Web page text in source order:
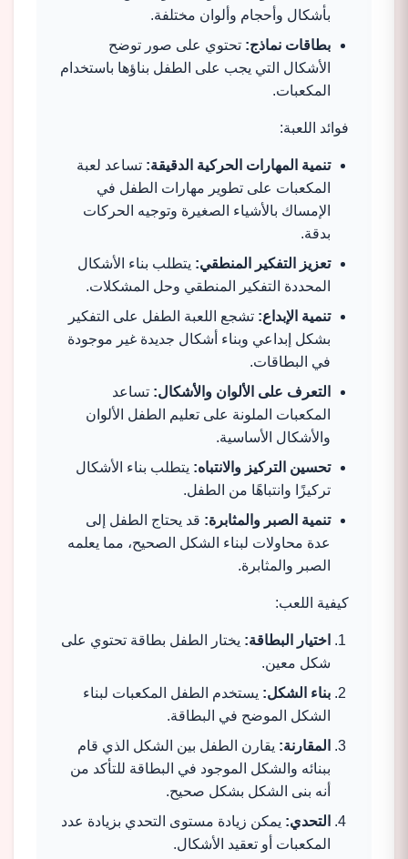
بأشكال وأحجام وألوان مختلفة.
بطاقات نماذج: تحتوي على صور توضح
الأشكال التي يجب على الطفل بناؤها باستخدام
المكعبات.
فوائد اللعبة:
تنمية المهارات الحركية الدقيقة: تساعد لعبة
المكعبات على تطوير مهارات الطفل في
الإمساك بالأشياء الصغيرة وتوجيه الحركات
بدقة.
تعزيز التفكير المنطقي: يتطلب بناء الأشكال
المحددة التفكير المنطقي وحل المشكلات.
تنمية الإبداع: تشجع اللعبة الطفل على التفكير
بشكل إبداعي وبناء أشكال جديدة غير موجودة
في البطاقات.
التعرف على الألوان والأشكال: تساعد
المكعبات الملونة على تعليم الطفل الألوان
والأشكال الأساسية.
تحسين التركيز والانتباه: يتطلب بناء الأشكال
تركيزًا وانتباهًا من الطفل.
تنمية الصبر والمثابرة: قد يحتاج الطفل إلى
عدة محاولات لبناء الشكل الصحيح، مما يعلمه
الصبر والمثابرة.
كيفية اللعب:
اختيار البطاقة: يختار الطفل بطاقة تحتوي على
شكل معين.
بناء الشكل: يستخدم الطفل المكعبات لبناء
الشكل الموضح في البطاقة.
المقارنة: يقارن الطفل بين الشكل الذي قام
ببنائه والشكل الموجود في البطاقة للتأكد من
أنه بنى الشكل بشكل صحيح.
التحدي: يمكن زيادة مستوى التحدي بزيادة عدد
المكعبات أو تعقيد الأشكال.